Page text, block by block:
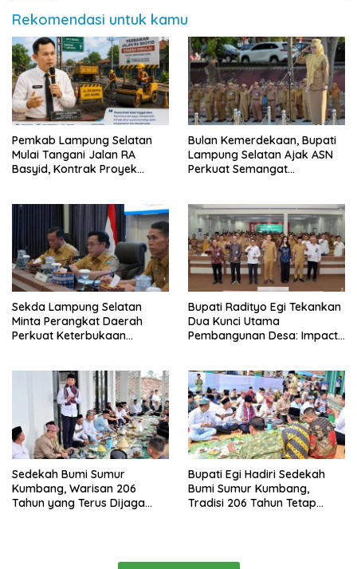
Rekomendasi untuk kamu
Pemkab Lampung Selatan
Mulai Tangani Jalan RA
Basyid, Kontrak Proyek
Bulan Kemerdekaan, Bupati
Lampung Selatan Ajak ASN
Perkuat Semangat
Sekda Lampung Selatan
Minta Perangkat Daerah
Perkuat Keterbukaan
Bupati Radityo Egi Tekankan
Dua Kunci Utama
Pembangunan Desa: Impact
Sedekah Bumi Sumur
Kumbang, Warisan 206
Tahun yang Terus Dijaga
Bupati Egi Hadiri Sedekah
Bumi Sumur Kumbang,
Tradisi 206 Tahun Tetap